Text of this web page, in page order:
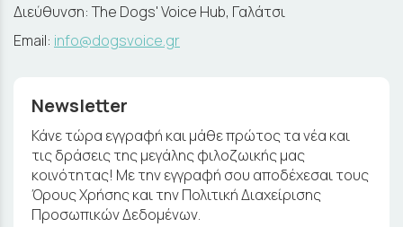
Διεύθυνση: The Dogs' Voice Hub, Γαλάτσι
Email: info@dogsvoice.gr
Newsletter
Κάνε τώρα εγγραφή και μάθε πρώτος τα νέα και
τις δράσεις της μεγάλης φιλοζωικής μας
κοινότητας! Με την εγγραφή σου αποδέχεσαι τους
Όρους Χρήσης και την Πολιτική Διαχείρισης
Προσωπικών Δεδομένων.